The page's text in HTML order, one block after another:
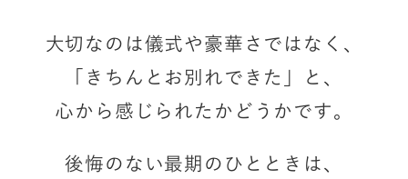
大切なのは儀式や豪華さではなく、
「きちんとお別れできた」と、
心から感じられたかどうかです。
後悔のない最期のひとときは、